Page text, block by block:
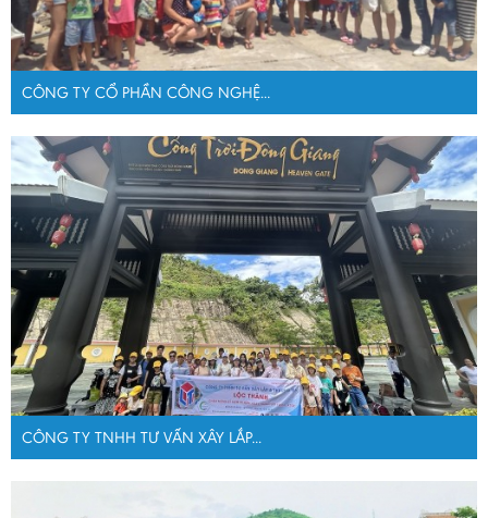
CÔNG TY CỔ PHẦN CÔNG NGHỆ...
CÔNG TY TNHH TƯ VẤN XÂY LẮP...